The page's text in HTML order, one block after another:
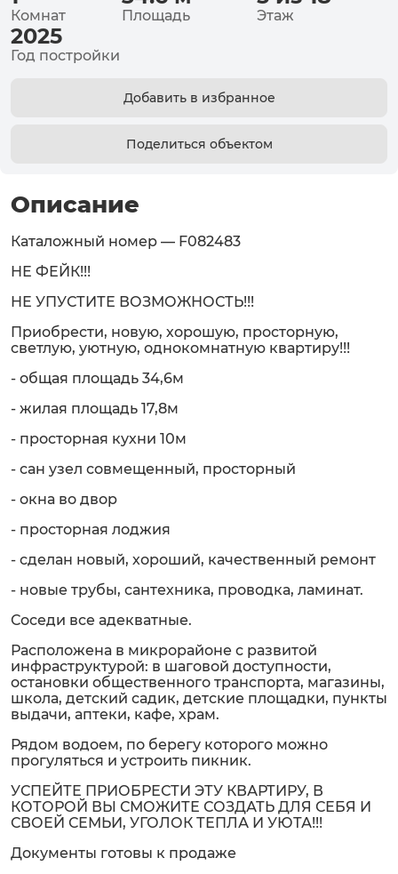
Комнат Площадь Этаж
2025
Год постройки
Добавить в избранное
Поделиться объектом
Описание
Каталожный номер — F082483
НЕ ФЕЙК!!!
НЕ УПУСТИТЕ ВОЗМОЖНОСТЬ!!!
Приобрести, новую, хорошую, просторную,
светлую, уютную, однокомнатную квартиру!!!
- общая площадь 34,6м
- жилая площадь 17,8м
- просторная кухни 10м
- сан узел совмещенный, просторный
- окна во двор
- просторная лоджия
- сделан новый, хороший, качественный ремонт
- новые трубы, сантехника, проводка, ламинат.
Соседи все адекватные.
Расположена в микрорайоне с развитой
инфраструктурой: в шаговой доступности,
остановки общественного транспорта, магазины,
школа, детский садик, детские площадки, пункты
выдачи, аптеки, кафе, храм.
Рядом водоем, по берегу которого можно
прогуляться и устроить пикник.
УСПЕЙТЕ ПРИОБРЕСТИ ЭТУ КВАРТИРУ, В
КОТОРОЙ ВЫ СМОЖИТЕ СОЗДАТЬ ДЛЯ СЕБЯ И
СВОЕЙ СЕМЬИ, УГОЛОК ТЕПЛА И УЮТА!!!
Документы готовы к продаже